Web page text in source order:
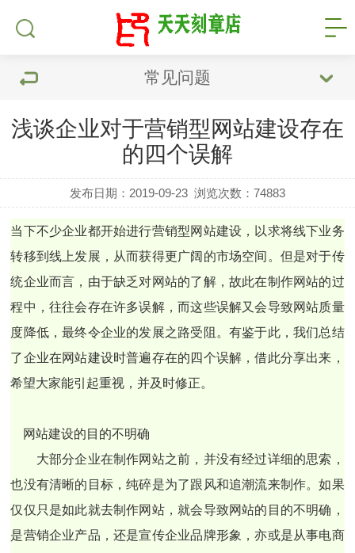
常见问题
浅谈企业对于营销型网站建设存在
的四个误解
发布日期：2019-09-23 浏览次数：74883
当下不少企业都开始进行营销型网站建设，以求将线下业务
转移到线上发展，从而获得更广阔的市场空间。但是对于传
统企业而言，由于缺乏对网站的了解，故此在制作网站的过
程中，往往会存在许多误解，而这些误解又会导致网站质量
度降低，最终令企业的发展之路受阻。有鉴于此，我们总结
了企业在网站建设时普遍存在的四个误解，借此分享出来，
希望大家能引起重视，并及时修正。
网站建设的目的不明确
大部分企业在制作网站之前，并没有经过详细的思索，
也没有清晰的目标，纯碎是为了跟风和追潮流来制作。如果
仅仅只是如此就去制作网站，就会导致网站的目的不明确，
是营销企业产品，还是宣传企业品牌形象，亦或是从事电商